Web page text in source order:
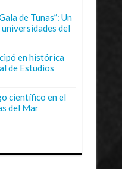
de Tunas”: Un
del
en histórica
de Estudios
científico en el
del Mar